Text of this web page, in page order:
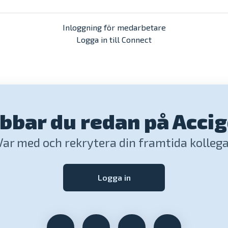
Inloggning för medarbetare
Logga in till Connect
du redan på
med och rekrytera din framtida
Logga in